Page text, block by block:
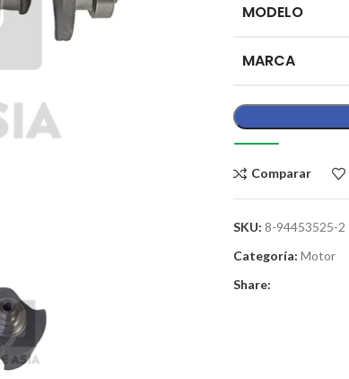
MODELO
MARCA
Comparar
SKU: 8-94453525-2
Categoría: Motor
Share: